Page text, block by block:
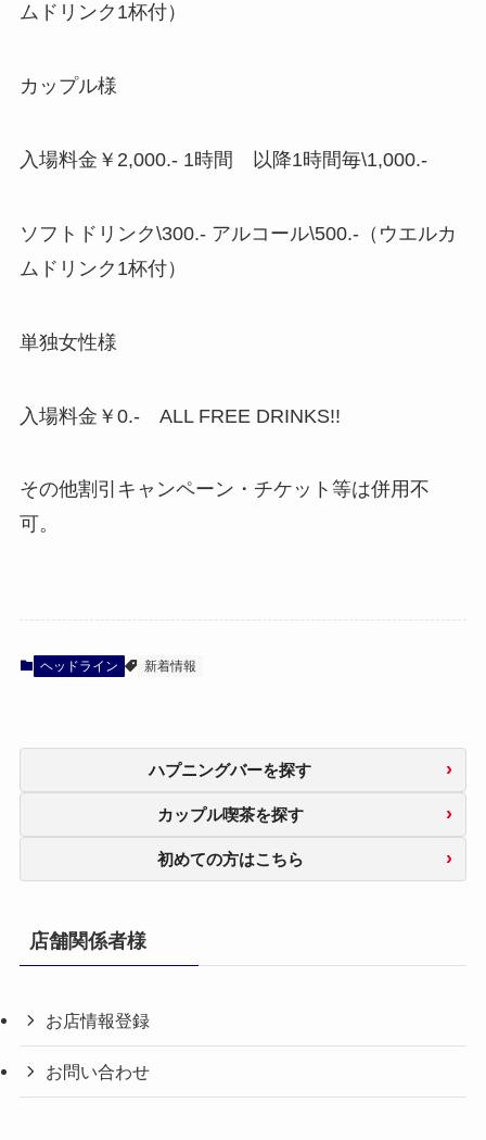
ムドリンク1杯付）
カップル様
入場料金￥2,000.- 1時間 以降1時間毎\1,000.-
ソフトドリンク\300.- アルコール\500.-（ウエルカ
ムドリンク1杯付）
単独女性様
入場料金￥0.- ALL FREE DRINKS!!
その他割引キャンペーン・チケット等は併用不
可。
ヘッドライン 新着情報
ハプニングバーを探す
カップル喫茶を探す
初めての方はこちら
店舗関係者様
お店情報登録
お問い合わせ